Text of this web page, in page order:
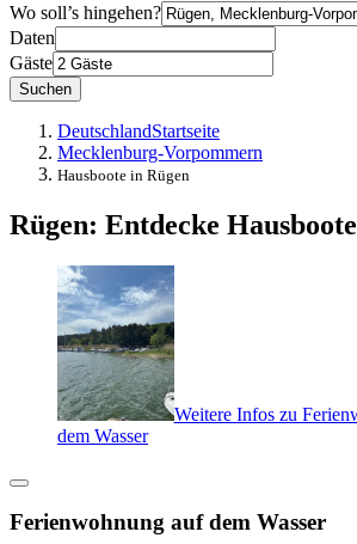
Wo soll’s hingehen?
Daten
Gäste
Suchen
DeutschlandStartseite
Mecklenburg-Vorpommern
Hausboote in Rügen
Rügen: Entdecke Hausboote
Weitere Infos zu
dem Wasser
Ferienwohnung auf dem Wasser